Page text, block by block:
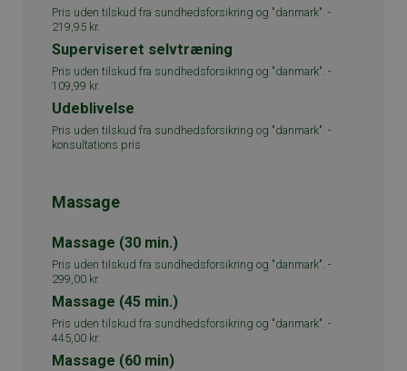
Pris uden tilskud fra sundhedsforsikring og "danmark". -
219,95 kr.
Superviseret selvtræning
Pris uden tilskud fra sundhedsforsikring og "danmark". -
109,99 kr.
Udeblivelse
Pris uden tilskud fra sundhedsforsikring og "danmark". -
konsultations pris
Massage
Massage (30 min.)
Pris uden tilskud fra sundhedsforsikring og "danmark". -
299,00 kr.
Massage (45 min.)
Pris uden tilskud fra sundhedsforsikring og "danmark". -
445,00 kr.
Massage (60 min)